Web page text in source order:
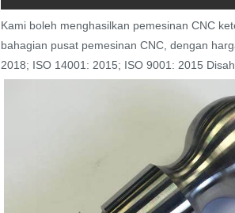
Kami boleh menghasilkan pemesinan CNC
bahagian pusat pemesinan CNC, dengan
2018; ISO 14001: 2015; ISO 9001: 2015